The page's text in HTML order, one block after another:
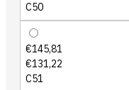
C50
€145,81
€131,22
C51